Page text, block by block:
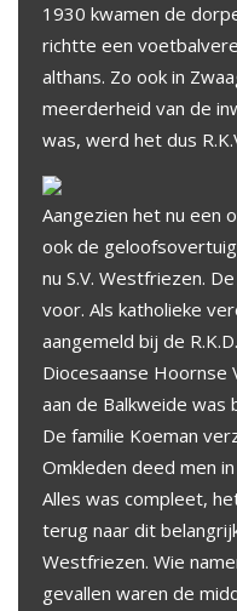
1930 kwamen de
richtte een
althans. Zo ook in
meerderheid van de
was, werd het dus
Aangezien het nu een
ook de
nu S.V. Westfriezen.
voor. Als katholieke
aangemeld bij de
Diocesaanse
aan de Balkweide was
De familie Koeman
Omkleden deed men
Alles was compleet,
terug naar dit
Westfriezen. Wie
gevallen waren de